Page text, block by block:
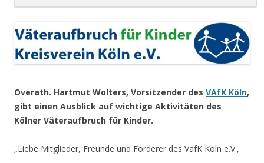
Overath. Hartmut Wolters, Vorsitzender des VAfK Köln,
gibt einen Ausblick auf wichtige Aktivitäten des
Kölner Väteraufbruch für Kinder.
„Liebe Mitglieder, Freunde und Förderer des VafK Köln e.V.,